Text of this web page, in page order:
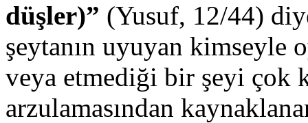
düşler)” (Yusuf, 12/44)
şeytanın uyuyan kimseyle
veya etmediği bir şeyi çok
arzulamasından